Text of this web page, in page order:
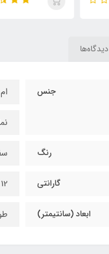
دیدگاه‌ها
جنس
رنگ
گارانتی 12 ماه
ابعاد (سانتیمتر) طول